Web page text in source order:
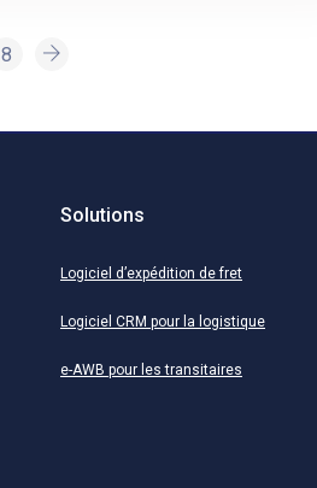
8
Solutions
Logiciel d’expédition de fret
Logiciel CRM pour la logistique
e-AWB pour les transitaires